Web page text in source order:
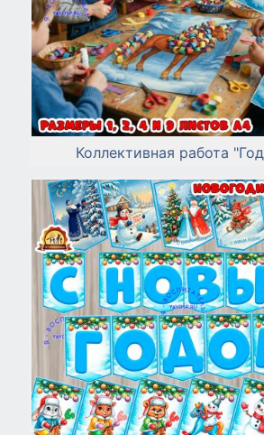
Коллективная работа